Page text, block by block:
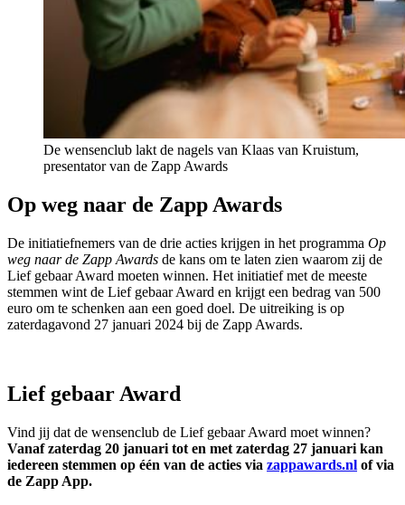
De wensenclub lakt de nagels van Klaas van Kruistum,
presentator van de Zapp Awards
Op weg naar de Zapp Awards
De initiatiefnemers van de drie acties krijgen in het programma Op
weg naar de Zapp Awards de kans om te laten zien waarom zij de
Lief gebaar Award moeten winnen. Het initiatief met de meeste
stemmen wint de Lief gebaar Award en krijgt een bedrag van 500
euro om te schenken aan een goed doel. De uitreiking is op
zaterdagavond 27 januari 2024 bij de Zapp Awards.
Lief gebaar Award
Vind jij dat de wensenclub de Lief gebaar Award moet winnen?
Vanaf zaterdag 20 januari tot en met zaterdag 27 januari kan
iedereen stemmen op één van de acties via zappawards.nl of via
de Zapp App.